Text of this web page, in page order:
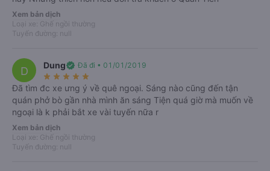
Chắc chắn có chỗ
Nhà xe nhận được thông tin ngay khi đặt chỗ. Cam kết
hoàn 150% nếu nhà xe không cung cấp dịch vụ vận
chuyển (*).Điều kiện áp dụng
Hỗ trợ 24/7
Nhân viên tổng đài Vexere tận tâm tư vấn và hỗ trợ khi
gặp trục trặc hoặc sự cố.
Xem bản dịch
Loại xe: Ghế ngồi thường
Tuyến đường: null
D Dungverified Đã đi • 01/01/2019
star_rate star_rate star_rate star_rate star_rate
Đã tìm đc xe ưng ý về quê ngoại. Sáng nào cũng đến tận
quán phở bò gần nhà mình ăn sáng Tiện quá giờ mà muốn về
ngoại là k phải bắt xe vài tuyến nữa r
Xem bản dịch
Loại xe: Ghế ngồi thường
Tuyến đường: null